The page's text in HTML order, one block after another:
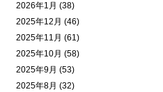
2026年1月 (38)
2025年12月 (46)
2025年11月 (61)
2025年10月 (58)
2025年9月 (53)
2025年8月 (32)